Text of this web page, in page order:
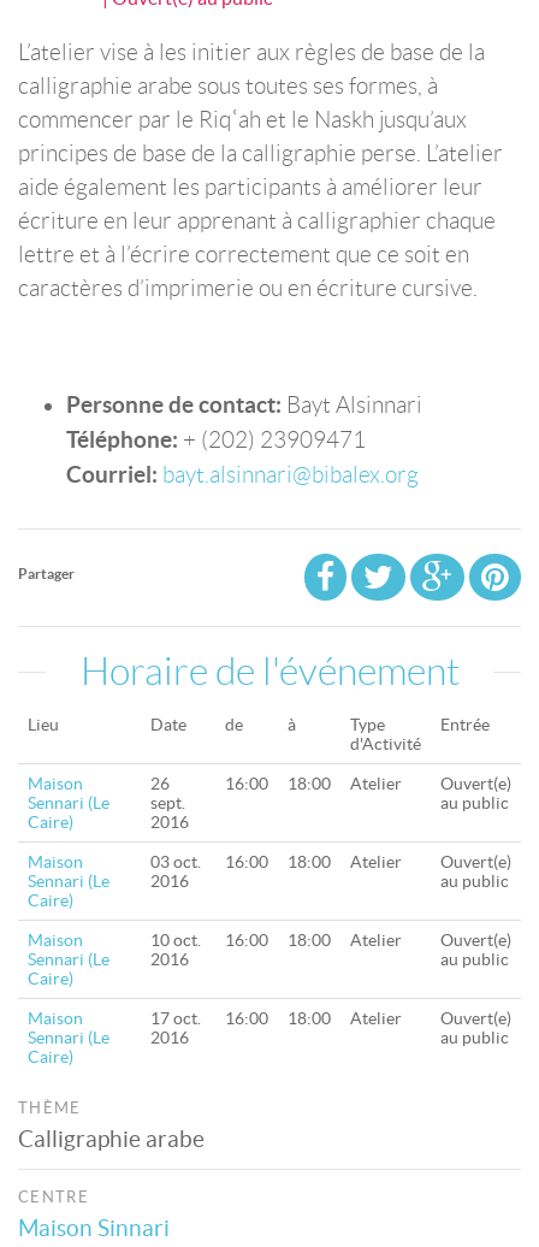
L’atelier vise à les initier aux règles de base de la
calligraphie arabe sous toutes ses formes, à
commencer par le Riqʿah et le Naskh jusqu’aux
principes de base de la calligraphie perse. L’atelier
aide également les participants à améliorer leur
écriture en leur apprenant à calligraphier chaque
lettre et à l’écrire correctement que ce soit en
caractères d’imprimerie ou en écriture cursive.
Personne de contact: Bayt Alsinnari
Téléphone: + (202) 23909471
Courriel: bayt.alsinnari@bibalex.org
Partager
Horaire de l'événement
Lieu Date de à
Type
d'Activité
Entrée
Maison
Sennari (Le
Caire)
26
sept.
2016
16:00 18:00 Atelier
Ouvert(e)
au public
Maison
Sennari (Le
Caire)
03 oct.
2016
16:00 18:00 Atelier
Ouvert(e)
au public
Maison
Sennari (Le
Caire)
10 oct.
2016
16:00 18:00 Atelier
Ouvert(e)
au public
Maison
Sennari (Le
Caire)
17 oct.
2016
16:00 18:00 Atelier
Ouvert(e)
au public
THÈME
Calligraphie arabe
CENTRE
Maison Sinnari